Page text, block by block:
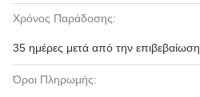
Χρόνος Παράδοσης:
35 ημέρες μετά από την επιβεβαίωση
Όροι Πληρωμής: